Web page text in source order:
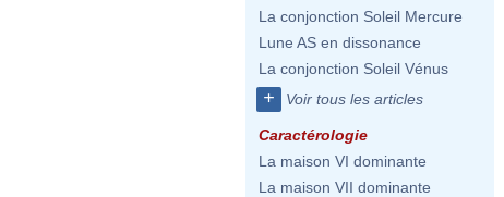
La conjonction Soleil Mercure
Lune AS en dissonance
La conjonction Soleil Vénus
+ Voir tous les articles
Caractérologie
La maison VI dominante
La maison VII dominante